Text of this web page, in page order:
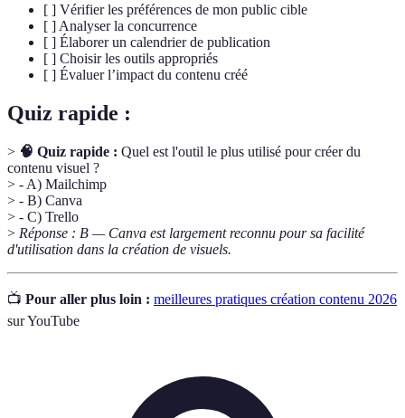
[ ] Vérifier les préférences de mon public cible
[ ] Analyser la concurrence
[ ] Élaborer un calendrier de publication
[ ] Choisir les outils appropriés
[ ] Évaluer l’impact du contenu créé
Quiz rapide :
> 🧠 Quiz rapide : Quel est l'outil le plus utilisé pour créer du
contenu visuel ?
> - A) Mailchimp
> - B) Canva
> - C) Trello
> Réponse : B — Canva est largement reconnu pour sa facilité
d'utilisation dans la création de visuels.
📺 Pour aller plus loin : meilleures pratiques création contenu 2026
sur YouTube